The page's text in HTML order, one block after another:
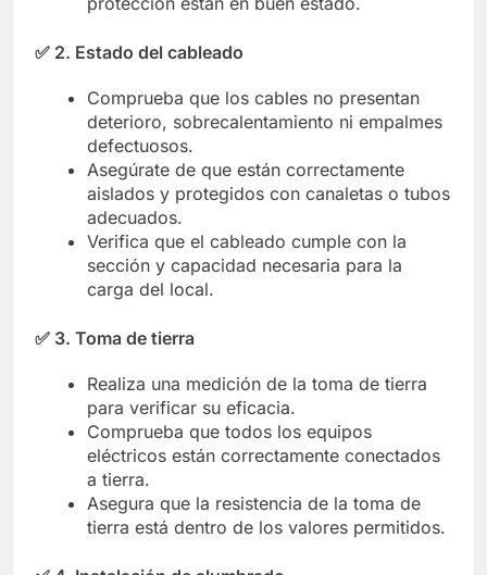
✅ 2. Estado del cableado
Comprueba que los cables no presentan
deterioro, sobrecalentamiento ni empalmes
defectuosos.
Asegúrate de que están correctamente
aislados y protegidos con canaletas o tubos
adecuados.
Verifica que el cableado cumple con la
sección y capacidad necesaria para la
carga del local.
✅ 3. Toma de tierra
Realiza una medición de la toma de tierra
para verificar su eficacia.
Comprueba que todos los equipos
eléctricos están correctamente conectados
a tierra.
Asegura que la resistencia de la toma de
tierra está dentro de los valores permitidos.